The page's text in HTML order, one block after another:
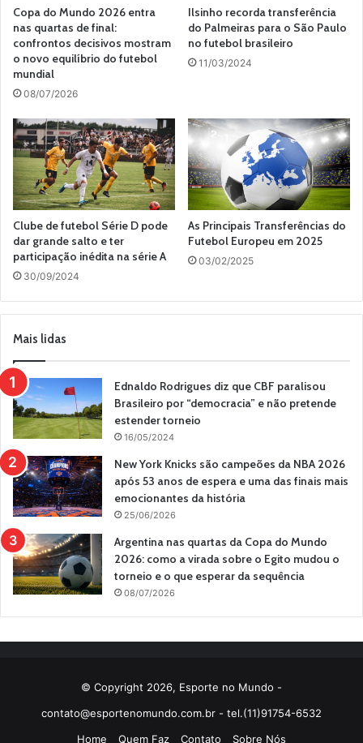
Copa do Mundo 2026 entra
nas quartas de final:
confrontos decisivos mostram
o novo equilíbrio do futebol
mundial
08/07/2026
Ilsinho recorda transferência
do Palmeiras para o São Paulo
no futebol brasileiro
11/03/2024
Clube de futebol Série D pode
dar grande salto e ter
participação inédita na série A
30/09/2024
As Principais Transferências do
Futebol Europeu em 2025
03/02/2025
Mais lidas
Ednaldo Rodrigues diz que CBF paralisou
Brasileiro por “democracia” e não pretende
estender torneio
16/05/2024
New York Knicks são campeões da NBA 2026
após 53 anos de espera e uma das finais mais
emocionantes da história
25/06/2026
Argentina nas quartas da Copa do Mundo
2026: como a virada sobre o Egito mudou o
torneio e o que esperar da sequência
08/07/2026
© Copyright 2026, Esporte no Mundo -
contato@esportenomundo.com.br - tel.(11)91754-6532
Home
Quem Faz Contato Sobre Nós